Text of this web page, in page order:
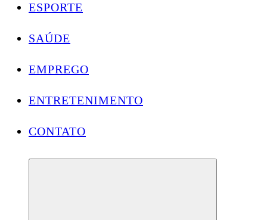
ESPORTE
SAÚDE
EMPREGO
ENTRETENIMENTO
CONTATO